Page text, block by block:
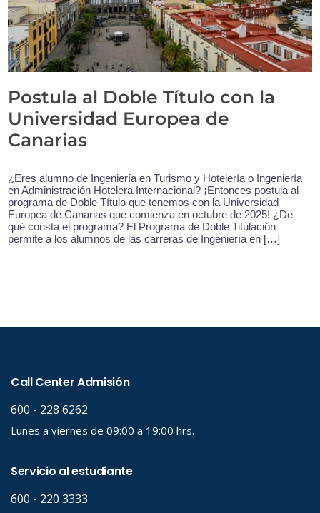
Postula al Doble Título con la
Universidad Europea de
Canarias
¿Eres alumno de Ingeniería en Turismo y Hotelería o Ingeniería
en Administración Hotelera Internacional? ¡Entonces postula al
programa de Doble Título que tenemos con la Universidad
Europea de Canarias que comienza en octubre de 2025! ¿De
qué consta el programa? El Programa de Doble Titulación
permite a los alumnos de las carreras de Ingeniería en […]